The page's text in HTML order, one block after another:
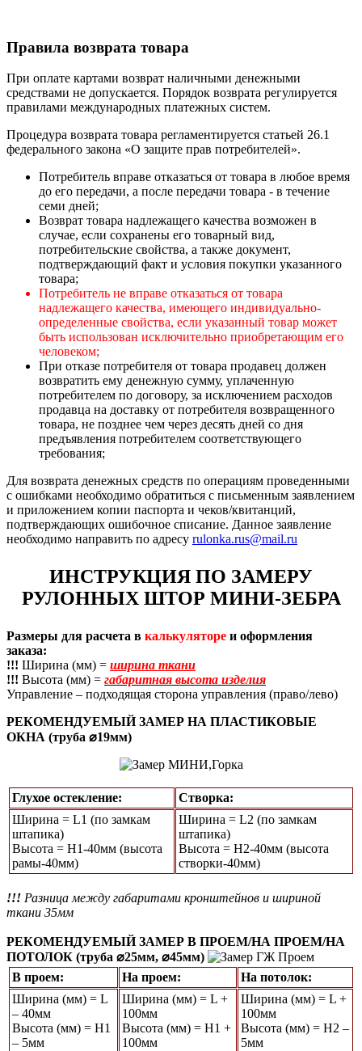
Правила возврата товара
При оплате картами возврат наличными денежными
средствами не допускается. Порядок возврата регулируется
правилами международных платежных систем.
Процедура возврата товара регламентируется статьей 26.1
федерального закона «О защите прав потребителей».
Потребитель вправе отказаться от товара в любое время
до его передачи, а после передачи товара - в течение
семи дней;
Возврат товара надлежащего качества возможен в
случае, если сохранены его товарный вид,
потребительские свойства, а также документ,
подтверждающий факт и условия покупки указанного
товара;
Потребитель не вправе отказаться от товара
надлежащего качества, имеющего индивидуально-
определенные свойства, если указанный товар может
быть использован исключительно приобретающим его
человеком;
При отказе потребителя от товара продавец должен
возвратить ему денежную сумму, уплаченную
потребителем по договору, за исключением расходов
продавца на доставку от потребителя возвращенного
товара, не позднее чем через десять дней со дня
предъявления потребителем соответствующего
требования;
Для возврата денежных средств по операциям проведенными
с ошибками необходимо обратиться с письменным заявлением
и приложением копии паспорта и чеков/квитанций,
подтверждающих ошибочное списание. Данное заявление
необходимо направить по адресу rulonka.rus@mail.ru
ИНСТРУКЦИЯ ПО ЗАМЕРУ
РУЛОННЫХ ШТОР МИНИ-ЗЕБРА
Размеры для расчета в калькуляторе и оформления
заказа:
!!! Ширина (мм) = ширина ткани
!!! Высота (мм) = габаритная высота изделия
Управление – подходящая сторона управления (право/лево)
РЕКОМЕНДУЕМЫЙ ЗАМЕР НА ПЛАСТИКОВЫЕ
ОКНА (труба ⌀19мм)
Глухое остекление:
Створка:
Ширина = L1 (по замкам
штапика)
Высота = Н1-40мм (высота
рамы-40мм)
Ширина = L2 (по замкам
штапика)
Высота = H2-40мм (высота
створки-40мм)
!!! Разница между габаритами кронштейнов и шириной
ткани 35мм
РЕКОМЕНДУЕМЫЙ ЗАМЕР В ПРОЕМ/НА ПРОЕМ/НА
ПОТОЛОК (труба ⌀25мм, ⌀45мм)
В проем:
На проем:
На потолок:
Ширина (мм) = L
– 40мм
Высота (мм) = Н1
– 5мм
Ширина (мм) = L +
100мм
Высота (мм) = Н1 +
100мм
Ширина (мм) = L +
100мм
Высота (мм) = Н2 –
5мм